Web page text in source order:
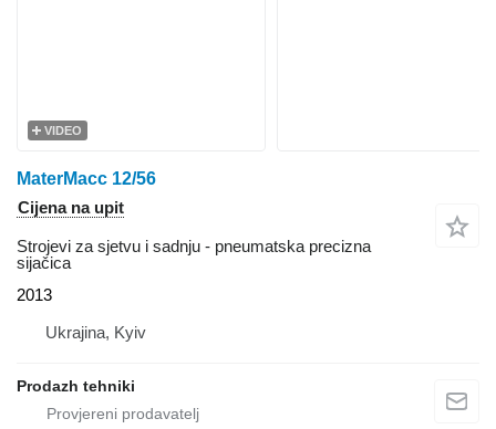
VIDEO
MaterMacc 12/56
Cijena na upit
Strojevi za sjetvu i sadnju - pneumatska precizna
sijačica
2013
Ukrajina, Kyiv
Prodazh tehniki